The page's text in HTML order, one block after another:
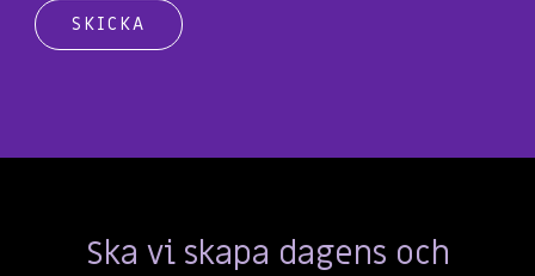
Ska vi skapa dagens och